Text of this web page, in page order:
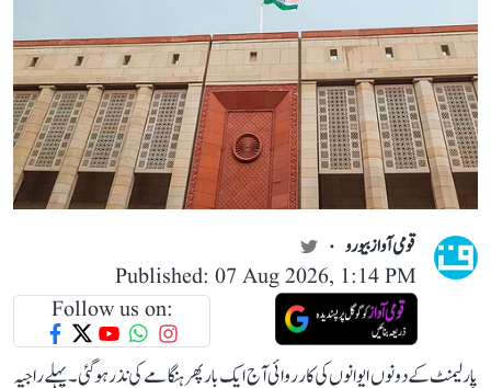
قومی آواز بیورو
Published: 07 Aug 2026, 1:14 PM
Follow us on:
پارلیمنٹ کے دونوں ایوانوں کی کارروائی آج ایک بار پھر ہنگامے کی نذر ہو گئی۔ پہلے راجیہ